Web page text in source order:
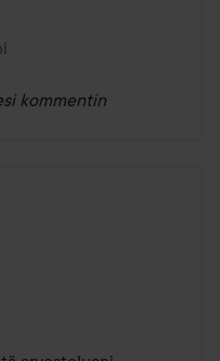
kommentin
sitten